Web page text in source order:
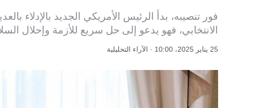
فور تنصيبه، بدأ الرئيس الأمريكي الجديد بالإدلاء
الانتخابي، فهو يدعو إلى حل سريع للأزمة وإحلال
25 يناير 2025، 10:00 · الآراء التحليلية